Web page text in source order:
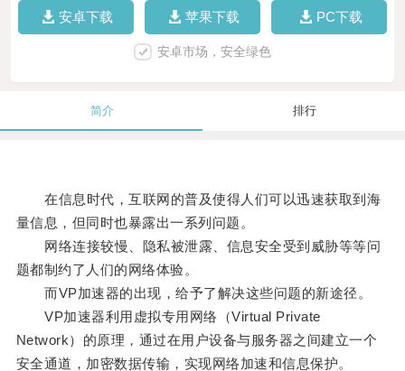
安卓下载 苹果下载 PC下载
安卓市场，安全绿色
简介 排行
在信息时代，互联网的普及使得人们可以迅速获取到海
量信息，但同时也暴露出一系列问题。
网络连接较慢、隐私被泄露、信息安全受到威胁等等问
题都制约了人们的网络体验。
而VP加速器的出现，给予了解决这些问题的新途径。
VP加速器利用虚拟专用网络（Virtual Private
Network）的原理，通过在用户设备与服务器之间建立一个
安全通道，加密数据传输，实现网络加速和信息保护。